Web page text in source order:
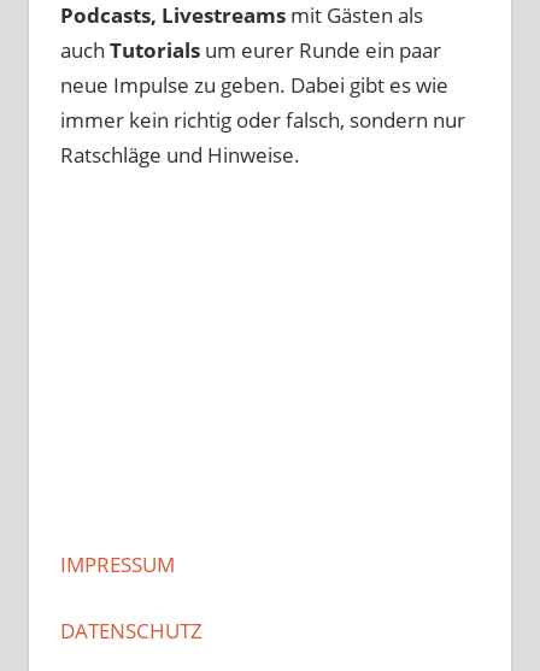
Podcasts, Livestreams mit Gästen als
auch Tutorials um eurer Runde ein paar
neue Impulse zu geben. Dabei gibt es wie
immer kein richtig oder falsch, sondern nur
Ratschläge und Hinweise.
IMPRESSUM
DATENSCHUTZ